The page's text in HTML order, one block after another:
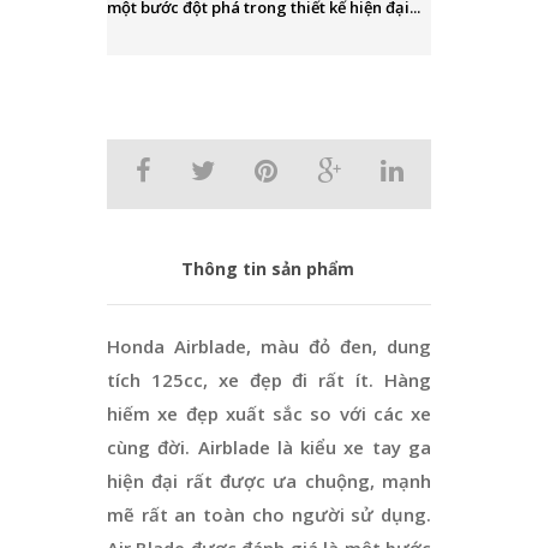
một bước đột phá trong thiết kế hiện đại...
Thông tin sản phẩm
Honda Airblade, màu đỏ đen, dung
tích 125cc, xe đẹp đi rất ít. Hàng
hiếm xe đẹp xuất sắc so với các xe
cùng đời. Airblade là kiểu xe tay ga
hiện đại rất được ưa chuộng, mạnh
mẽ rất an toàn cho người sử dụng.